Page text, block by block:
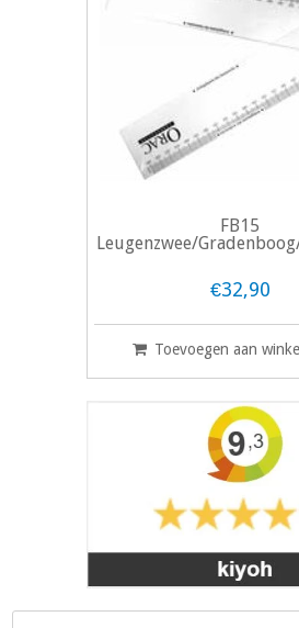
FB15
Leugenzwee/
€32,90
Toevoegen aan